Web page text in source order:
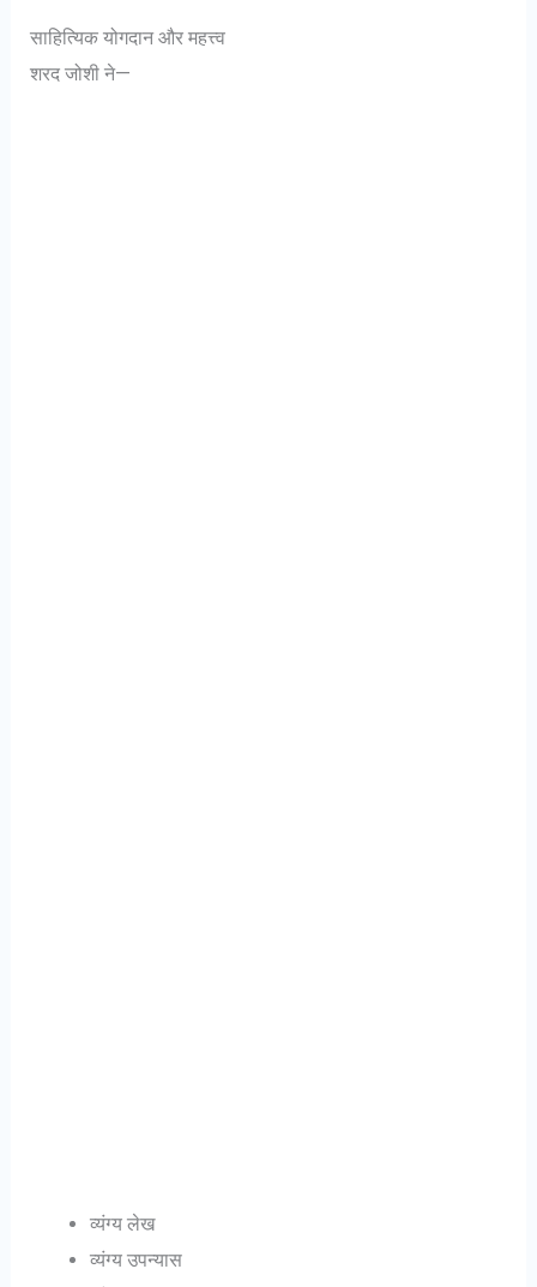
साहित्यिक योगदान और महत्त्व
शरद जोशी ने—
व्यंग्य लेख
व्यंग्य उपन्यास